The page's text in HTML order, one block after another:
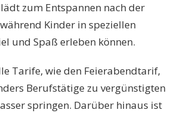
zum Entspannen nach der
Kinder in speziellen
und Spaß erleben können.
Tarife, wie den Feierabendtarif,
Berufstätige zu vergünstigten
springen. Darüber hinaus ist